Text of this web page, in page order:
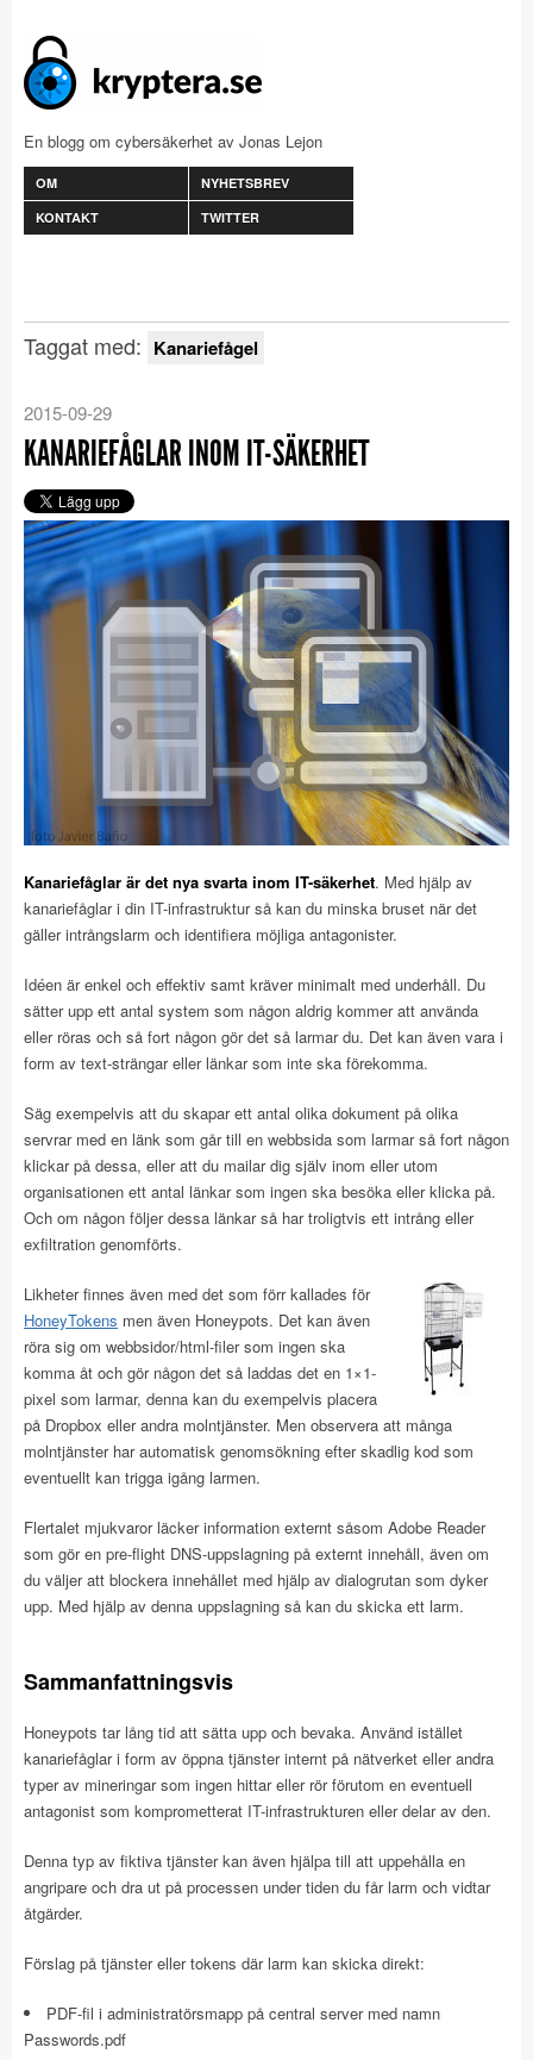
En blogg om cybersäkerhet av Jonas Lejon
OM
NYHETSBREV
KONTAKT
TWITTER
Taggat med: Kanariefågel
2015-09-29
KANARIEFÅGLAR INOM IT-SÄKERHET
Kanariefåglar är det nya svarta inom IT-säkerhet. Med hjälp av
kanariefåglar i din IT-infrastruktur så kan du minska bruset när det
gäller intrångslarm och identifiera möjliga antagonister.
Idéen är enkel och effektiv samt kräver minimalt med underhåll. Du
sätter upp ett antal system som någon aldrig kommer att använda
eller röras och så fort någon gör det så larmar du. Det kan även vara i
form av text-strängar eller länkar som inte ska förekomma.
Säg exempelvis att du skapar ett antal olika dokument på olika
servrar med en länk som går till en webbsida som larmar så fort någon
klickar på dessa, eller att du mailar dig själv inom eller utom
organisationen ett antal länkar som ingen ska besöka eller klicka på.
Och om någon följer dessa länkar så har troligtvis ett intrång eller
exfiltration genomförts.
Likheter finnes även med det som förr kallades för
HoneyTokens men även Honeypots. Det kan även
röra sig om webbsidor/html-filer som ingen ska
komma åt och gör någon det så laddas det en 1×1-
pixel som larmar, denna kan du exempelvis placera
på Dropbox eller andra molntjänster. Men observera att många
molntjänster har automatisk genomsökning efter skadlig kod som
eventuellt kan trigga igång larmen.
Flertalet mjukvaror läcker information externt såsom Adobe Reader
som gör en pre-flight DNS-uppslagning på externt innehåll, även om
du väljer att blockera innehållet med hjälp av dialogrutan som dyker
upp. Med hjälp av denna uppslagning så kan du skicka ett larm.
Sammanfattningsvis
Honeypots tar lång tid att sätta upp och bevaka. Använd istället
kanariefåglar i form av öppna tjänster internt på nätverket eller andra
typer av mineringar som ingen hittar eller rör förutom en eventuell
antagonist som komprometterat IT-infrastrukturen eller delar av den.
Denna typ av fiktiva tjänster kan även hjälpa till att uppehålla en
angripare och dra ut på processen under tiden du får larm och vidtar
åtgärder.
Förslag på tjänster eller tokens där larm kan skicka direkt:
PDF-fil i administratörsmapp på central server med namn
Passwords.pdf